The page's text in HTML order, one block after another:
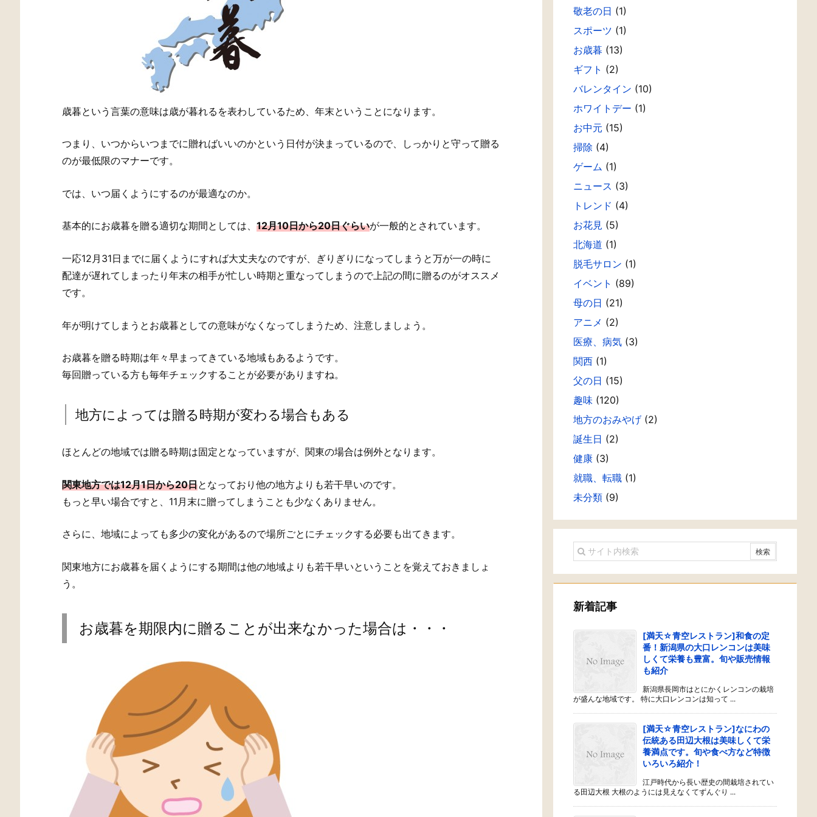
歳暮という言葉の意味は歳が暮れるを表わしているため、年末ということになります。
つまり、いつからいつまでに贈ればいいのかという日付が決まっているので、しっかりと守って贈る
のが最低限のマナーです。
では、いつ届くようにするのが最適なのか。
基本的にお歳暮を贈る適切な期間としては、 12月10日から20日ぐらいが一般的とされています。
一応12月31日までに届くようにすれば大丈夫なのですが、ぎりぎりになってしまうと万が一の時に
配達が遅れてしまったり年末の相手が忙しい時期と重なってしまうので上記の間に贈るのがオススメ
です。
年が明けてしまうとお歳暮としての意味がなくなってしまうため、注意しましょう。
お歳暮を贈る時期は年々早まってきている地域もあるようです。
毎回贈っている方も毎年チェックすることが必要がありますね。
地方によっては贈る時期が変わる場合もある
ほとんどの地域では贈る時期は固定となっていますが、関東の場合は例外となります。
関東地方では12月1日から20日となっており他の地方よりも若干早いのです。
もっと早い場合ですと、11月末に贈ってしまうことも少なくありません。
さらに、地域によっても多少の変化があるので場所ごとにチェックする必要も出てきます。
関東地方にお歳暮を届くようにする期間は他の地域よりも若干早いということを覚えておきましょ
う。
お歳暮を期限内に贈ることが出来なかった場合は・・・
敬老の日 (1)
スポーツ (1)
お歳暮 (13)
ギフト (2)
バレンタイン (10)
ホワイトデー (1)
お中元 (15)
掃除 (4)
ゲーム (1)
ニュース (3)
トレンド (4)
お花見 (5)
北海道 (1)
脱毛サロン (1)
イベント (89)
母の日 (21)
アニメ (2)
医療、病気 (3)
関西 (1)
父の日 (15)
趣味 (120)
地方のおみやげ (2)
誕生日 (2)
健康 (3)
就職、転職 (1)
未分類 (9)
新着記事
[満天☆青空レストラン]和食の定
番！新潟県の大口レンコンは美味
しくて栄養も豊富。旬や販売情報
も紹介
新潟県長岡市はとにかくレンコンの栽培
が盛んな地域です。 特に大口レンコンは知って ...
[満天☆青空レストラン]なにわの
伝統ある田辺大根は美味しくて栄
養満点です。旬や食べ方など特徴
いろいろ紹介！
江戸時代から長い歴史の間栽培されてい
る田辺大根 大根のようには見えなくてずんぐり ...